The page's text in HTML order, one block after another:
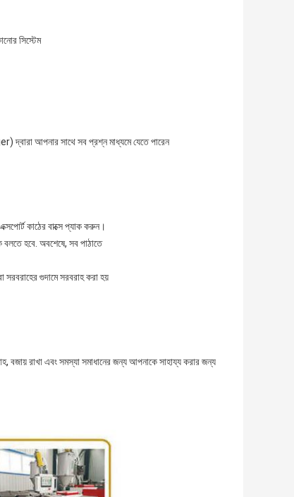
সিস্টেম
আপনার সাথে সব প্রশ্ন মাধ্যমে যেতে পারেন
কাঠের বাক্সে প্যাক করুন।
বলতে হবে. অবশেষে, সব পাঠাতে
সরবরাহের গুদামে সরবরাহ করা হয়
বজায় রাখা এবং সমস্যা সমাধানের জন্য আপনাকে সাহায্য করার জন্য